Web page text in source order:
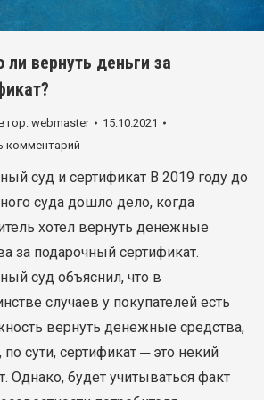
вернуть деньги за
webmaster
15.10.2021
комментарий
суд и сертификат В 2019 году до
суда дошло дело, когда
хотел вернуть денежные
за подарочный сертификат.
суд объяснил, что в
случаев у покупателей есть
вернуть денежные средства,
по сути, сертификат ─ это некий
Однако, будет учитываться факт